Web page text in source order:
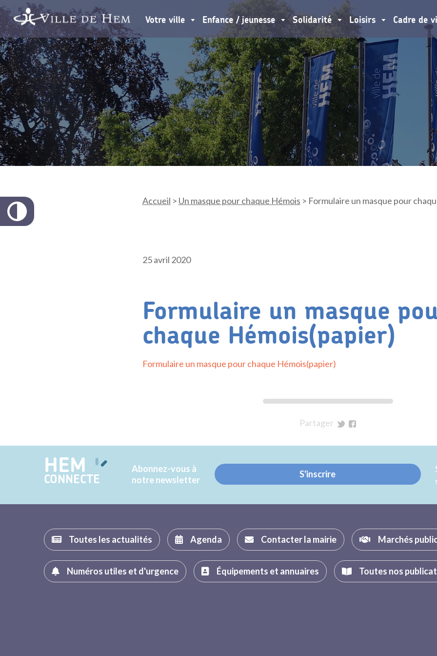
Votre ville Enfance / jeunesse Solidarité Loisirs Cadre de
Accueil > Un masque pour chaque Hémois > Formulaire un masque pour
25 avril 2020
Formulaire un masque
chaque Hémois(papier)
Formulaire un masque pour chaque Hémois(papier)
Partager
Twitter
Facebook
HEM
CONNECTE
Abonnez-vous à
notre newsletter
S'inscrire
Toutes les actualités Agenda Contacter la mairie Marchés
Numéros utiles et d'urgence Équipements et annuaires Toutes nos